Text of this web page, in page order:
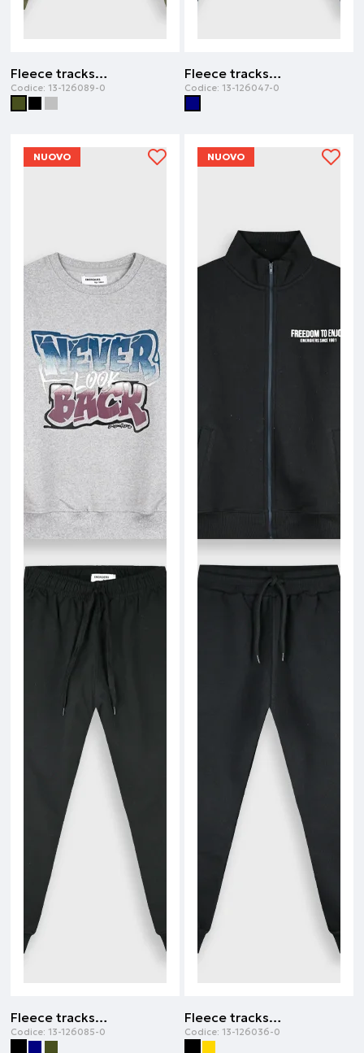
Fleece tracksuit | Kaki
Codice: 13-126089-0
Fleece tracksuit | Blu navy
Codice: 13-126047-0
NUOVO
Fleece tracksuit | Nero
Codice: 13-126085-0
NUOVO
Fleece tracksuit | Nero
Codice: 13-126036-0